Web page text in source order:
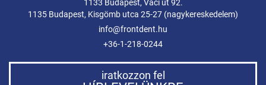
1133 Budapest, Váci út 92.
1135 Budapest, Kisgömb utca 25-27 (nagykereskedelem)
info@frontdent.hu
+36-1-218-0244
iratkozzon fel